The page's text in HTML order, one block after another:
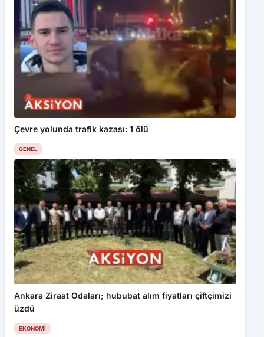
Çevre yolunda trafik kazası: 1 ölü
GENEL
Ankara Ziraat Odaları; hububat alım fiyatları çiftçimizi
üzdü
EKONOMI